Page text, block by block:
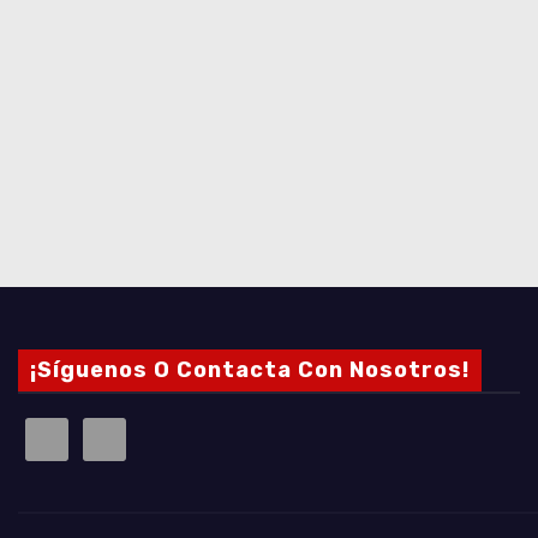
¡Síguenos O Contacta Con Nosotros!